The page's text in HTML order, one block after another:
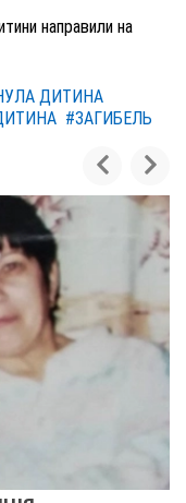
направили на
ДИТИНА
#ЗАГИБЕЛЬ